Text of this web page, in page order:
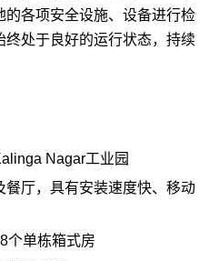
的各项安全设施、设备进行检
处于良好的运行状态，持续
Nagar工业园
餐厅，具有安装速度快、移动
个单栋箱式房